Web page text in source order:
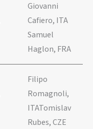
Giovanni
Cafiero, ITA
Samuel
Haglon, FRA
Filipo
Romagnoli,
ITATomislav
Rubes, CZE